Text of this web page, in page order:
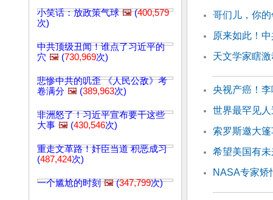
小笑话：放政策气球 🖼️(400,579
次)
中共顶级丑闻！谁点了习近平的
穴 🖼️ (730,969次)
悲惨中共的叽歪 《人民公敌》考
卷满分 🖼️ (389,963次)
非洲怒了！习近平宣布要干这些
大事 🖼️ (430,546次)
重走文革路！奸臣当道 积恶成习
(487,424次)
一个尴尬的时刻 🖼️(347,799次)
哥们儿，你
原来如此！
天文学家瞎
央视产癌！
世界最罕见
索罗斯邀大
希望美国有
NASA专家矫